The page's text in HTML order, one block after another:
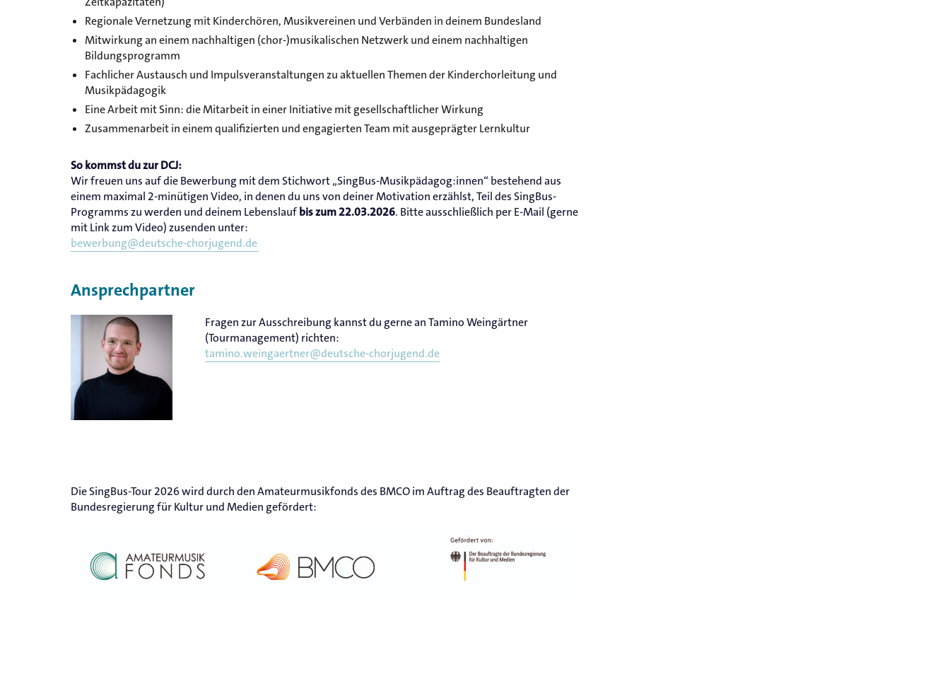
Regionale Vernetzung mit Kinderchören, Musikvereinen und Verbänden in deinem Bundesland
Mitwirkung an einem nachhaltigen (chor-)musikalischen Netzwerk und einem nachhaltigen
Bildungsprogramm
Fachlicher Austausch und Impulsveranstaltungen zu aktuellen Themen der Kinderchorleitung und
Musikpädagogik
Eine Arbeit mit Sinn: die Mitarbeit in einer Initiative mit gesellschaftlicher Wirkung
Zusammenarbeit in einem qualifizierten und engagierten Team mit ausgeprägter Lernkultur
So kommst du zur DCJ:
Wir freuen uns auf die Bewerbung mit dem Stichwort „SingBus-Musikpädagog:innen“ bestehend aus
einem maximal 2-minütigen Video, in denen du uns von deiner Motivation erzählst, Teil des SingBus-
Programms zu werden und deinem Lebenslauf bis zum 22.03.2026. Bitte ausschließlich per E-Mail (gerne
mit Link zum Video) zusenden unter:
bewerbung@deutsche-chorjugend.de
Ansprechpartner
Fragen zur Ausschreibung kannst du gerne an Tamino Weingärtner
(Tourmanagement) richten:
tamino.weingaertner@deutsche-chorjugend.de
Die SingBus-Tour 2026 wird durch den Amateurmusikfonds des BMCO im Auftrag des Beauftragten der
Bundesregierung für Kultur und Medien gefördert: